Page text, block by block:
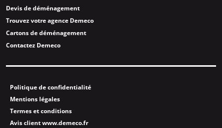
Devis de déménagement
Trouvez votre agence Demeco
Cartons de déménagement
Contactez Demeco
Politique de confidentialité
Mentions légales
Termes et conditions
Avis client www.demeco.fr